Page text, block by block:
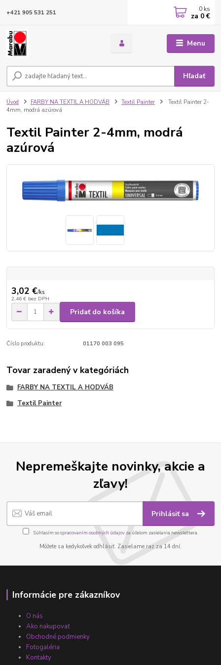
Menu
Hľadať
+421 905 531 251 0 ks
za 0 €
Úvod FARBY NA TEXTIL A HODVÁB Textil Painter
Textil Painter 2-
4mm, modrá azúrová
Textil Painter 2-4mm, modrá
azúrová
3,02 €/ks
2,46 € bez DPH
Pridať do košíka
Číslo produktu: 01170 003 095
Tovar zaradený v kategóriách
FARBY NA TEXTIL A HODVÁB
Textil Painter
Nepremeškajte novinky, akcie a
zľavy!
Prihlásiť sa
Súhlasím sospracovaním osobných údajov za účelom zasielania newslettera.
Môžete sa kedykoľvek odhlásiť. Zasielame raz za 14 dní.
Informácie pre zákazníkov
O nás
Ako nakupovať
Obchodné podmienky
Fotogaléria
Kontakty